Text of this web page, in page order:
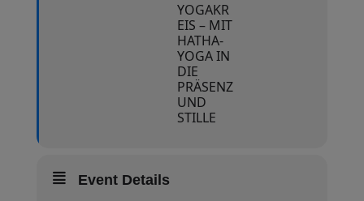
YOGAKR
EIS – MIT
HATHA-
YOGA IN
DIE
PRÄSENZ
UND
STILLE
Event Details